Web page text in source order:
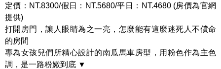
定價：NT.8300/假日：NT.5680/平日：NT.4680 (房價為官網
提供)
打開房門，讓人眼睛為之一亮，怎麼能有這麼迷死人不償命
的房間
專為女孩兒們所精心設計的南瓜馬車房型，用粉色作為主色
調，是一路粉嫩到底 ▼